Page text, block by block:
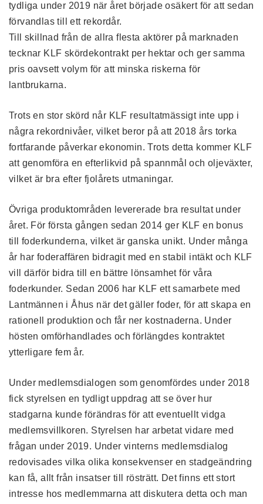
tydliga under 2019 när året började osäkert för att sedan
förvandlas till ett rekordår.
Till skillnad från de allra flesta aktörer på marknaden
tecknar KLF skördekontrakt per hektar och ger samma
pris oavsett volym för att minska riskerna för
lantbrukarna.
Trots en stor skörd når KLF resultatmässigt inte upp i
några rekordnivåer, vilket beror på att 2018 års torka
fortfarande påverkar ekonomin. Trots detta kommer KLF
att genomföra en efterlikvid på spannmål och oljeväxter,
vilket är bra efter fjolårets utmaningar.
Övriga produktområden levererade bra resultat under
året. För första gången sedan 2014 ger KLF en bonus
till foderkunderna, vilket är ganska unikt. Under många
år har foderaffären bidragit med en stabil intäkt och KLF
vill därför bidra till en bättre lönsamhet för våra
foderkunder. Sedan 2006 har KLF ett samarbete med
Lantmännen i Åhus när det gäller foder, för att skapa en
rationell produktion och får ner kostnaderna. Under
hösten omförhandlades och förlängdes kontraktet
ytterligare fem år.
Under medlemsdialogen som genomfördes under 2018
fick styrelsen en tydligt uppdrag att se över hur
stadgarna kunde förändras för att eventuellt vidga
medlemsvillkoren. Styrelsen har arbetat vidare med
frågan under 2019. Under vinterns medlemsdialog
redovisades vilka olika konsekvenser en stadgeändring
kan få, allt från insatser till rösträtt. Det finns ett stort
intresse hos medlemmarna att diskutera detta och man